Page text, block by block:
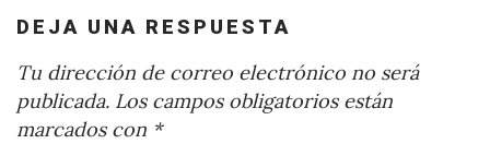
DEJA UNA RESPUESTA
Tu dirección de correo electrónico no será
publicada. Los campos obligatorios están
marcados con *